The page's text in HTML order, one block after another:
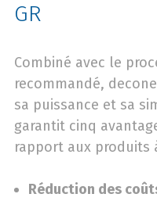
GR
Combiné avec le
recommandé,
sa puissance et sa
garantit cinq
rapport aux produits
Réduction des